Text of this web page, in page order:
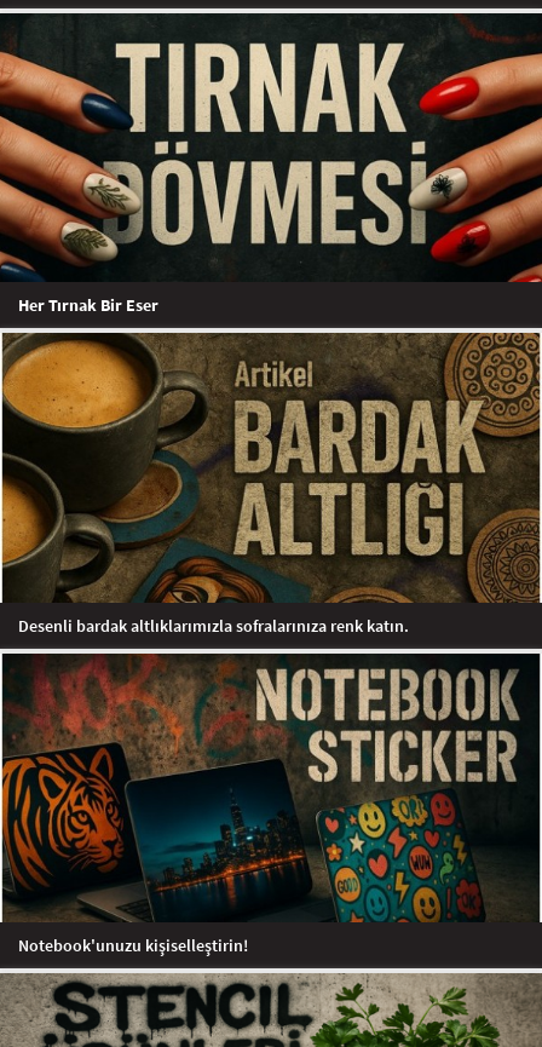
Her Tırnak Bir Eser
Desenli bardak altlıklarımızla sofralarınıza renk katın.
Notebook'unuzu kişiselleştirin!